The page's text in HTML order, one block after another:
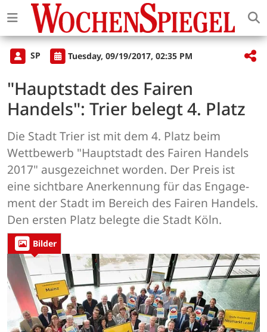
SP Tuesday, 09/19/2017, 02:35 PM
"Hauptstadt des Fairen
Handels": Trier belegt 4. Platz
Die Stadt Trier ist mit dem 4. Platz beim
Wettbewerb "Hauptstadt des Fairen Handels
2017" ausgezeichnet worden. Der Preis ist
eine sichtbare Anerkennung für das Engage­
ment der Stadt im Bereich des Fairen Handels.
Den ersten Platz belegte die Stadt Köln.
Bilder